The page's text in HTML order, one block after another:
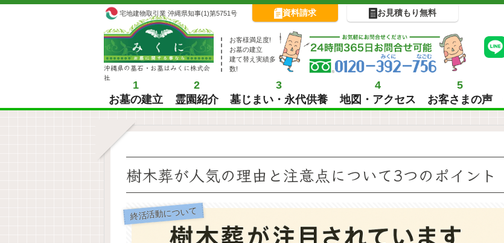
宅地建物取引業 沖縄県知事(1)第5751号 資料請求 お見積もり無料
沖縄県の墓石・お墓はみくに株式会
社
お客様満足度!
お墓の建立
建て替え実績多
数!
1
お墓の建立
2
霊園紹介
3
墓じまい・永代供養
4
地図・アクセス
5
お客さまの声
樹木葬が人気の理由と注意点について3つのポイント
終活活動について